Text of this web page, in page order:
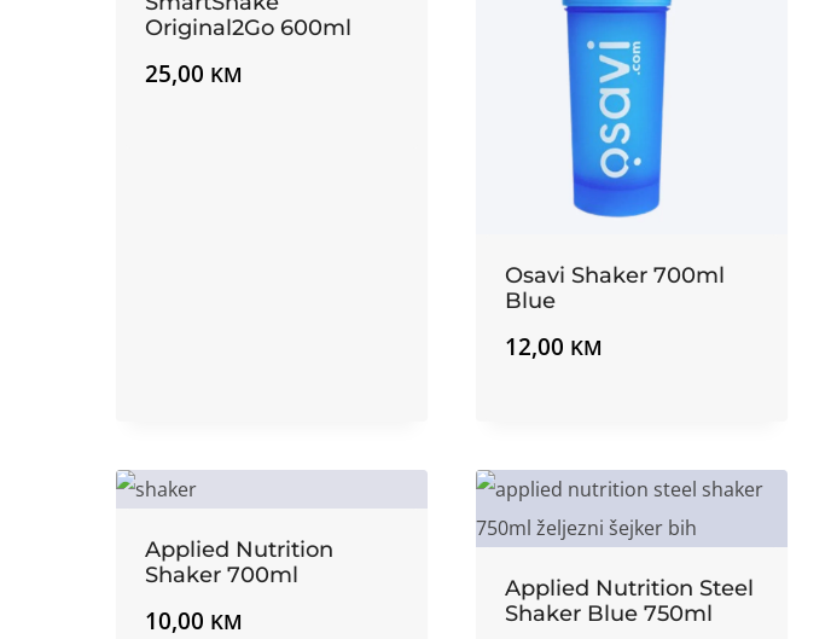
Original2Go 600ml
25,00 KM
Osavi Shaker 700ml
Blue
12,00 KM
Applied Nutrition
Shaker 700ml
10,00 KM
Applied Nutrition Steel
Shaker Blue 750ml